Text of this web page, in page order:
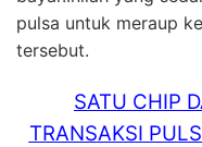
pulsa untuk meraup
tersebut.
SATU CHIP
TRANSAKSI